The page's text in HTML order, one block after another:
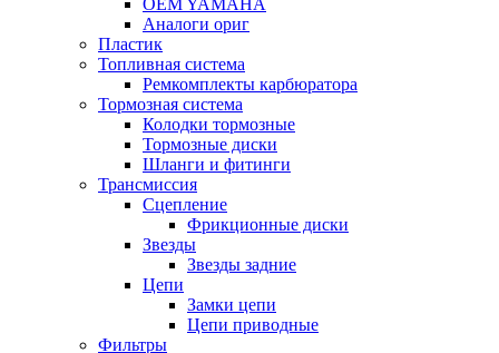
OEM YAMAHA
Аналоги ориг
Пластик
Топливная система
Ремкомплекты карбюратора
Тормозная система
Колодки тормозные
Тормозные диски
Шланги и фитинги
Трансмиссия
Cцепление
Фрикционные диски
Звезды
Звезды задние
Цепи
Замки цепи
Цепи приводные
Фильтры